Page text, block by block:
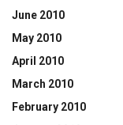
June 2010
May 2010
April 2010
March 2010
February 2010